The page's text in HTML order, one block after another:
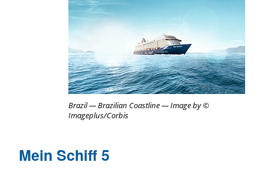
Brazil — Brazilian Coastline — Image by ©
Imageplus/Corbis
Mein Schiff 5